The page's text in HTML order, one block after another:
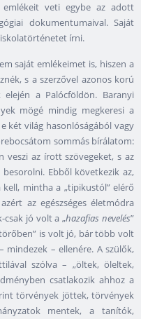
emlékeit veti egybe az adott
dokumentumaival. Saját
írni.
saját emlékeimet is, hiszen a
s a szerzővel azonos korú
a Palócföldön. Baranyi
mögé mindig megkeresi a
két világ hasonlóságából vagy
sommás bírálatom:
veszi az írott szövegeket, s az
Ebből következik az,
mintha a „tipikustól” elérő
az egészséges életmódra
jó volt a „hazafias nevelés”
is volt jó, bár több volt
mindezek – ellenére. A szülők,
szólva – „öltek, öleltek,
csatlakozik ahhoz a
törvények jöttek, törvények
mentek, a tanítók,